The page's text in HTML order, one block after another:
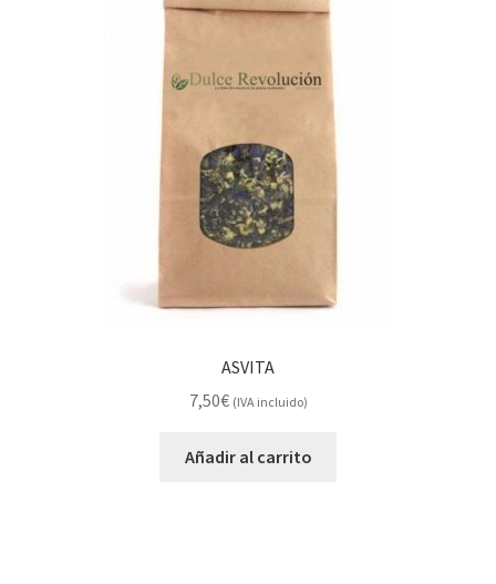
ASVITA
7,50€ (IVA incluido)
Añadir al carrito